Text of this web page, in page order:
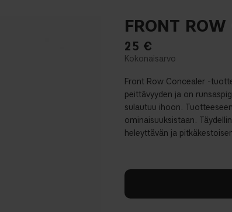
FRONT
25 €
Front Row Concealer -
peittävyyden ja on
sulautuu ihoon.
ominaisuuksistaan.
heleyttävän ja